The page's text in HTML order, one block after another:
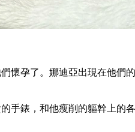
懷孕了。娜迪亞出現在他們
手錶，和他瘦削的軀幹上的